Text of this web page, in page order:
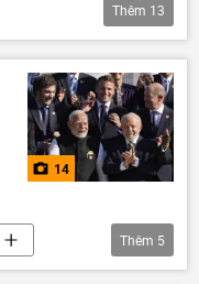
Thêm 13
14
Thêm 5